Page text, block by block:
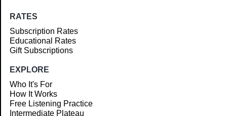
RATES
Subscription Rates
Educational Rates
Gift Subscriptions
EXPLORE
Who It's For
How It Works
Free Listening Practice
Intermediate Plateau